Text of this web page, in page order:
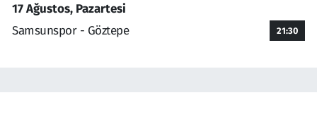
17 Ağustos, Pazartesi
Samsunspor - Göztepe
21:30